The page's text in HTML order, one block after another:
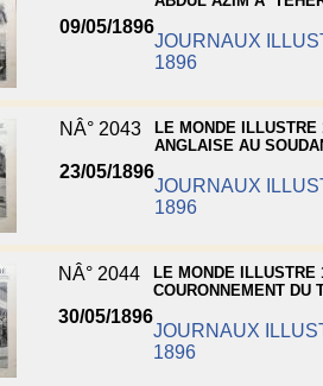
09/05/1896
JOURNAUX
1896
NÂ° 2043
23/05/1896
LE MONDE ILLUSTRE
ANGLAISE AU
JOURNAUX
1896
NÂ° 2044
30/05/1896
LE MONDE ILLUSTRE
COURONNEMENT DU
JOURNAUX
1896